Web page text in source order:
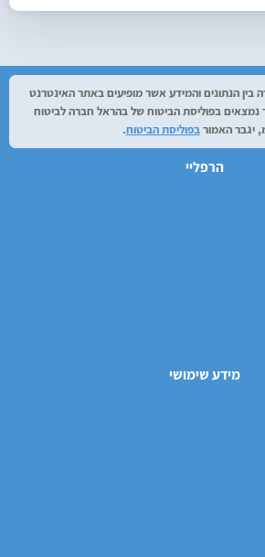
עודכן בתאריך:27/07/2026, בשעה 12:29
בין הנתונים והמידע אשר מופיעים באתר האינטרנט
נמצאים בפוליסת הביטוח של בהראל חברה לביטוח
יגבר האמורבפוליסת הביטוח.
הרפליי
מידע שימושי